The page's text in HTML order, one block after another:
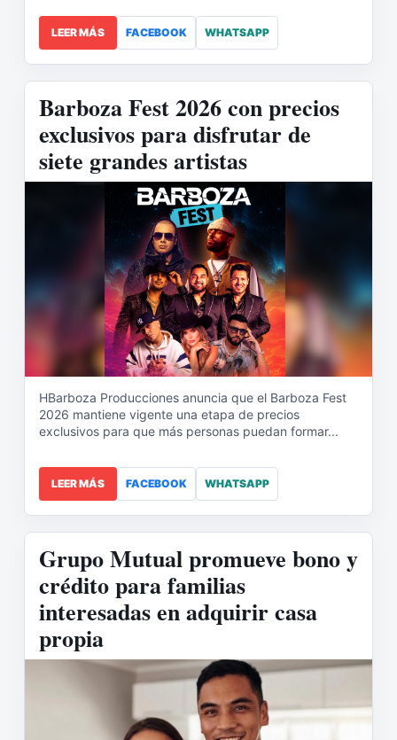
LEER MÁS FACEBOOK WHATSAPP
Barboza Fest 2026 con precios
exclusivos para disfrutar de
siete grandes artistas
HBarboza Producciones anuncia que el Barboza Fest
2026 mantiene vigente una etapa de precios
exclusivos para que más personas puedan formar...
LEER MÁS FACEBOOK WHATSAPP
Grupo Mutual promueve bono y
crédito para familias
interesadas en adquirir casa
propia